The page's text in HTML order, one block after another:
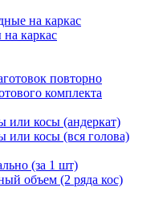
на каркас
каркас
повторно
комплекта
или косы (андеркат)
или косы (вся голова)
(за 1 шт)
объем (2 ряда кос)